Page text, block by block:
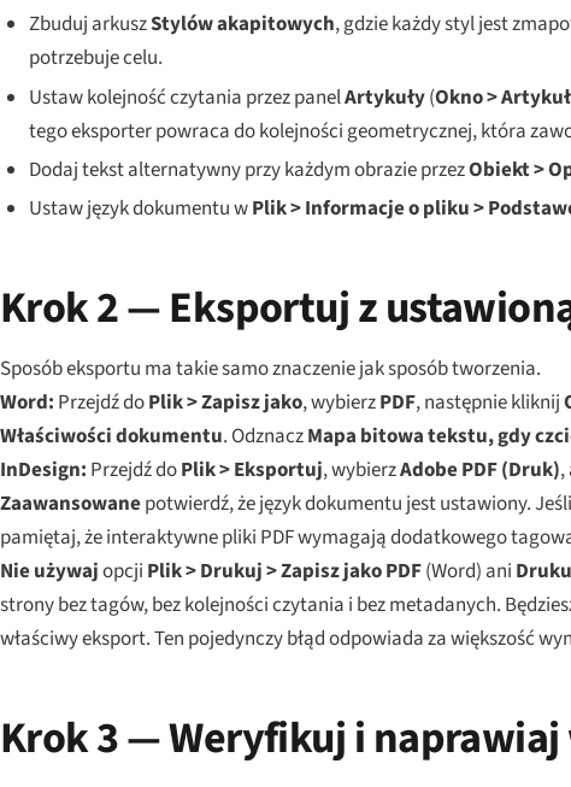
Zbuduj arkuszStylów akapitowych, gdzie każdy styl jest
potrzebuje celu.
Ustaw kolejność czytania przez panelArtykuły(Okno >
tego eksporter powraca do kolejności geometrycznej, która
Dodaj tekst alternatywny przy każdym obrazie przezObiekt >
Ustaw język dokumentu wPlik > Informacje o pliku >
Krok 2 — Eksportuj z
Sposób eksportu ma takie samo znaczenie jak sposób tworzenia.
Word: Przejdź doPlik > Zapisz jako, wybierzPDF, następnie kliknij
Właściwości dokumentu. OdznaczMapa bitowa tekstu, gdy
InDesign: Przejdź doPlik > Eksportuj, wybierzAdobe PDF (Druk),
Zaawansowanepotwierdź, że język dokumentu jest ustawiony.
pamiętaj, że interaktywne pliki PDF wymagają dodatkowego
Nie używajopcji Plik > Drukuj > Zapisz jako PDF(Word) ani
strony bez tagów, bez kolejności czytania i bez metadanych.
właściwy eksport. Ten pojedynczy błąd odpowiada za większość
Krok 3 — Weryfikuj i naprawiaj